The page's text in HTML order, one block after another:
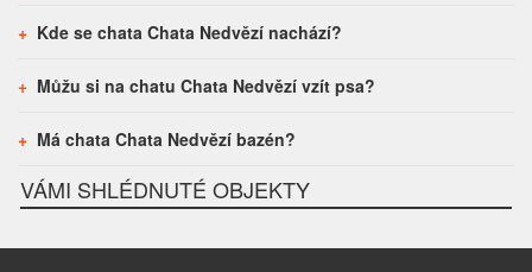
Kde se chata Chata Nedvězí nachází?
Můžu si na chatu Chata Nedvězí vzít psa?
Má chata Chata Nedvězí bazén?
VÁMI SHLÉDNUTÉ OBJEKTY